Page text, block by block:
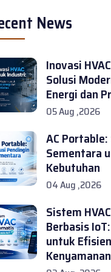
News
Inovasi
Solusi
Energi dan
05 Aug ,2026
AC
Sementara
Kebutuhan
04 Aug ,2026
Sistem
Berbasis
untuk